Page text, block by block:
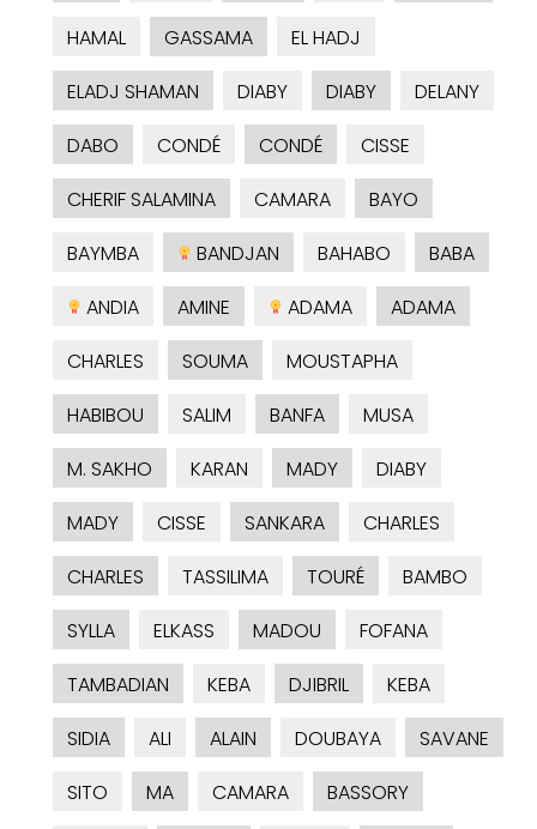
HAMAL GASSAMA
EL HADJ
ELADJ SHAMAN
DIABY DIABY
DELANY
DABO
CONDÉ CONDÉ
CISSE
CHERIF SALAMINA
CAMARA
BAYO
BAYMBA
BANDJAN BAHABO
BABA
ANDIA
AMINE ADAMA
ADAMA
CHARLES
SOUMA
MOUSTAPHA
HABIBOU
SALIM BANFA
MUSA
M. SAKHO
KARAN MADY
DIABY
MADY
CISSE SANKARA
CHARLES
CHARLES
TASSILIMA TOURÉ
BAMBO
SYLLA
ELKASS MADOU
FOFANA
TAMBADIAN
KEBA DJIBRIL
KEBA
SIDIA
ALI ALAIN DOUBAYA
SAVANE
SITO
MA CAMARA
BASSORY